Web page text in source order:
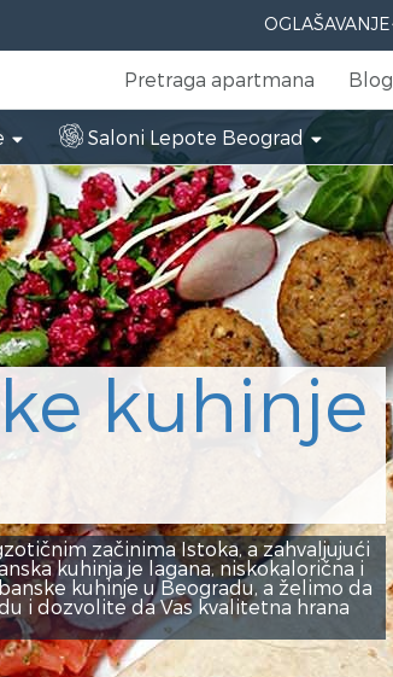
OGLAŠAVANJE
Pretraga apartmana Blog
Saloni Lepote Beograd